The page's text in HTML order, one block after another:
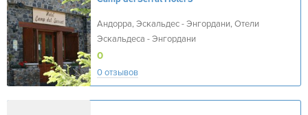
Андорра, Эскальдес - Энгордани, Отели
Эскальдеса - Энгордани
0
0 отзывов